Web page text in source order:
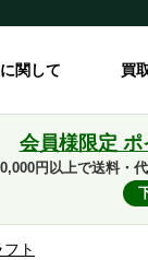
関して 買
会員様限定 ポ
円以上で送料・
ト